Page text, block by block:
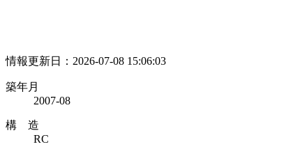
情報更新日：2026-07-08 15:06:03
築年月
2007-08
構 造
RC